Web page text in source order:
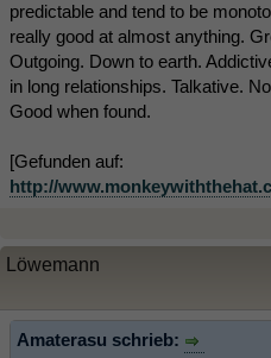
predictable and tend to be
really good at almost anything.
Outgoing. Down to earth.
in long relationships. Talkative.
Good when found.
[Gefunden auf:
http://
Löwemann
Amaterasu schrieb: